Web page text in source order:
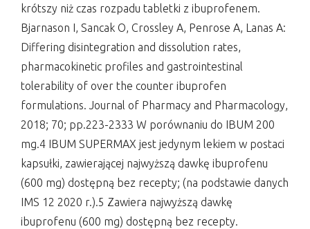
krótszy niż czas rozpadu tabletki z ibuprofenem.
Bjarnason I, Sancak O, Crossley A, Penrose A, Lanas A:
Differing disintegration and dissolution rates,
pharmacokinetic profiles and gastrointestinal
tolerability of over the counter ibuprofen
formulations. Journal of Pharmacy and Pharmacology,
2018; 70; pp.223-2333 W porównaniu do IBUM 200
mg.4 IBUM SUPERMAX jest jedynym lekiem w postaci
kapsułki, zawierającej najwyższą dawkę ibuprofenu
(600 mg) dostępną bez recepty; (na podstawie danych
IMS 12 2020 r.).5 Zawiera najwyższą dawkę
ibuprofenu (600 mg) dostępną bez recepty.